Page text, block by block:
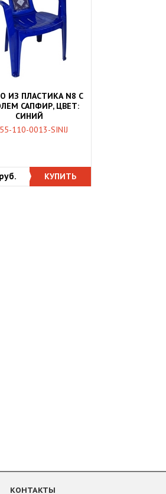
ИЗ ПЛАСТИКА N8 С
САПФИР, ЦВЕТ:
СИНИЙ
110-0013-SINIJ
руб. КУПИТЬ
КОНТАКТЫ